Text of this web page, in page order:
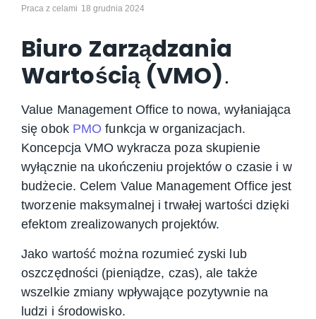
Praca z celami 18 grudnia 2024
Biuro Zarządzania
Wartością (VMO).
Value Management Office to nowa, wyłaniająca
się obok PMO funkcja w organizacjach.
Koncepcja VMO wykracza poza skupienie
wyłącznie na ukończeniu projektów o czasie i w
budżecie. Celem Value Management Office jest
tworzenie maksymalnej i trwałej wartości dzięki
efektom zrealizowanych projektów.
Jako wartość można rozumieć zyski lub
oszczędności (pieniądze, czas), ale także
wszelkie zmiany wpływające pozytywnie na
ludzi i środowisko.